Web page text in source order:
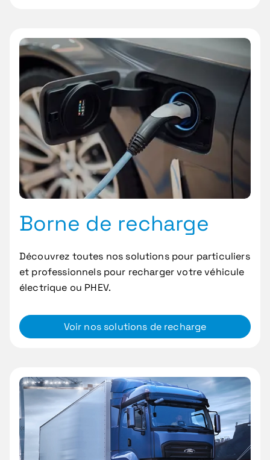
Borne de recharge
Découvrez toutes nos solutions pour particuliers
et professionnels pour recharger votre véhicule
électrique ou PHEV.
Voir nos solutions de recharge